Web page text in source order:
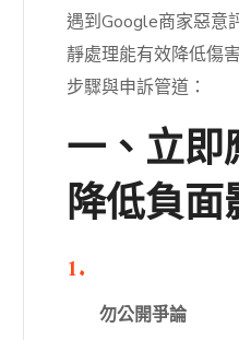
遇到Google商家惡意
靜處理能有效降低傷
步驟與申訴管道：
一、立即
降低負面
勿公開爭論